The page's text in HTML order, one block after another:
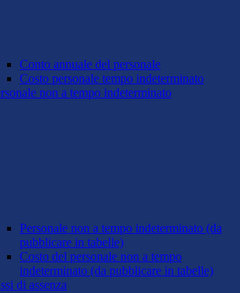
Conto annuale del personale
Costo personale tempo indeterminato
non a tempo indeterminato
Personale non a tempo indeterminato (da
pubblicare in tabelle)
Costo del personale non a tempo
indeterminato (da pubblicare in tabelle)
di assenza